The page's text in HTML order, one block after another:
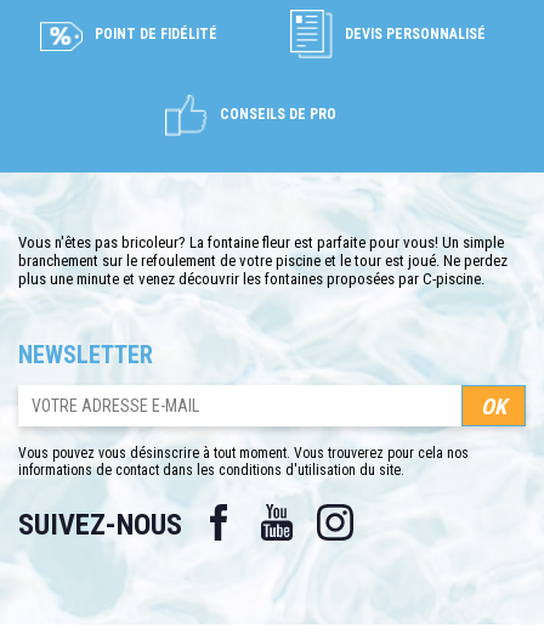
POINT DE FIDÉLITÉ DEVIS PERSONNALISÉ
CONSEILS DE PRO
Vous n'êtes pas bricoleur? La fontaine fleur est parfaite pour vous! Un simple
branchement sur le refoulement de votre piscine et le tour est joué. Ne perdez
plus une minute et venez découvrir les fontaines proposées par C-piscine.
NEWSLETTER
Vous pouvez vous désinscrire à tout moment. Vous trouverez pour cela nos
informations de contact dans les conditions d'utilisation du site.
SUIVEZ-NOUS Facebook YouTube